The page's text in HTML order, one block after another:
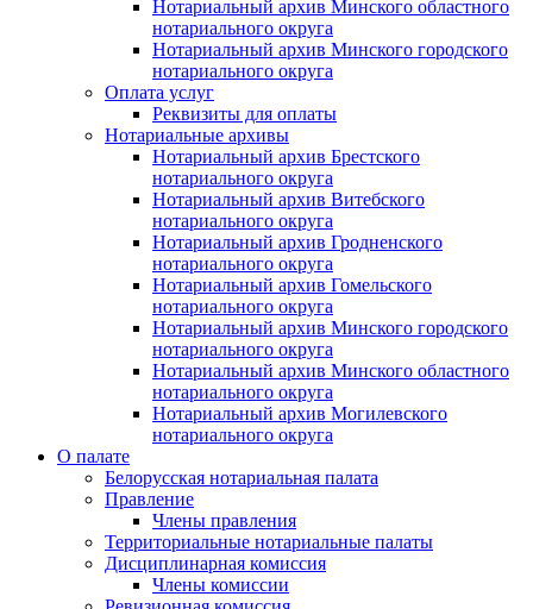
Нотариальный архив Минского областного
нотариального округа
Нотариальный архив Минского городского
нотариального округа
Оплата услуг
Реквизиты для оплаты
Нотариальные архивы
Нотариальный архив Брестского
нотариального округа
Нотариальный архив Витебского
нотариального округа
Нотариальный архив Гродненского
нотариального округа
Нотариальный архив Гомельского
нотариального округа
Нотариальный архив Минского городского
нотариального округа
Нотариальный архив Минского областного
нотариального округа
Нотариальный архив Могилевского
нотариального округа
О палате
Белорусская нотариальная палата
Правление
Члены правления
Территориальные нотариальные палаты
Дисциплинарная комиссия
Члены комиссии